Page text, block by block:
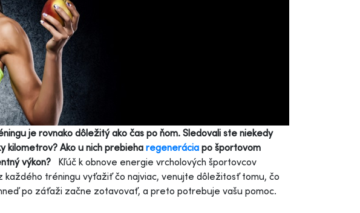
je rovnako dôležitý ako čas po ňom. Sledovali ste niekedy
kilometrov? Ako u nich prebieha regenerácia po športovom
výkon?
Kľúč k obnove energie vrcholových športovcov
tréningu vyťažiť čo najviac, venujte dôležitosť tomu, čo
po záťaži začne zotavovať, a preto potrebuje vašu pomoc.